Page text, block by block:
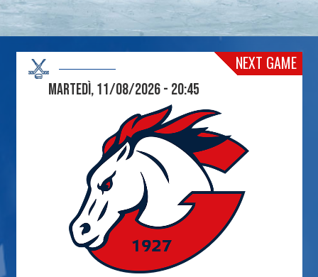
NEXT GAME
Martedì, 11/08/2026 - 20:45